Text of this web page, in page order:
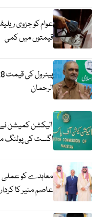
عوام کو جزوی
قیمتوں میں کمی
الرحمان
اگست کی پولنگ
معاہدے کو عملی
عاصم منیر کا